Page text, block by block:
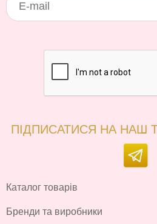
ПІДПИСАТИСЯ НА НАШ
Каталог товарів
Бренди та виробники